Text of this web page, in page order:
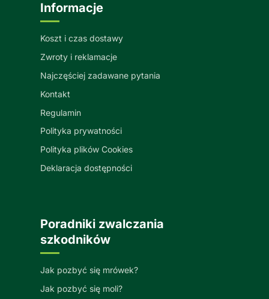
Informacje
Koszt i czas dostawy
Zwroty i reklamacje
Najczęściej zadawane pytania
Kontakt
Regulamin
Polityka prywatności
Polityka plików Cookies
Deklaracja dostępności
Poradniki zwalczania
szkodników
Jak pozbyć się mrówek?
Jak pozbyć się moli?